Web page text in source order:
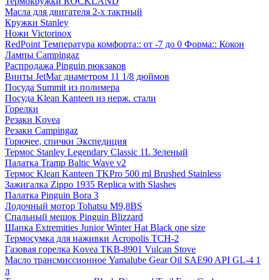
Масла для двигателя 2-х тактный
Кружки Stanley
Ножи Victorinox
RedPoint Температура комфорта:: от -7 до 0 Форма:: Кокон
Лампы Campingaz
Распродажа Pinguin рюкзаков
Винты JetMar диаметром 11 1/8 дюймов
Посуда Summit из полимера
Посуда Klean Kanteen из нерж. стали
Горелки
Резаки Kovea
Резаки Campingaz
Горючее, спички Экспедиция
Термос Stanley Legendary Classic 1L Зеленый
Палатка Tramp Baltic Wave v2
Термос Klean Kanteen TKPro 500 ml Brushed Stainless
Зажигалка Zippo 1935 Replica with Slashes
Палатка Pinguin Bora 3
Лодочный мотор Tohatsu M9,8BS
Спальный мешок Pinguin Blizzard
Шапка Extremities Junior Winter Hat Black one size
Термосумка для наживки Acropolis ТСН-2
Газовая горелка Kovea TKB-8901 Vulcan Stove
Масло трансмиссионное Yamalube Gear Oil SAE90 API GL-4 1
л